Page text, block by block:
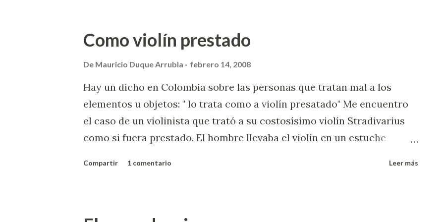
dicho, aunque fuera a manera de chisme.
Como violín prestado
De Mauricio Duque Arrubla febrero 14, 2008
Hay un dicho en Colombia sobre las personas que tratan mal a los
elementos u objetos: " lo trata como a violín presatado" Me encuentro
el caso de un violinista que trató a su costosísimo violín Stradivarius
como si fuera prestado. El hombre llevaba el violín en un estuche
Compartir 1 comentario Leer más